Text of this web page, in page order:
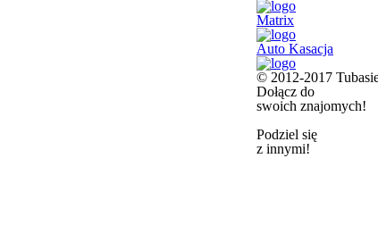
Matrix
Auto Kasacja
© 2012-2017
Dołącz do
swoich znajomych!
Podziel się
z innymi!